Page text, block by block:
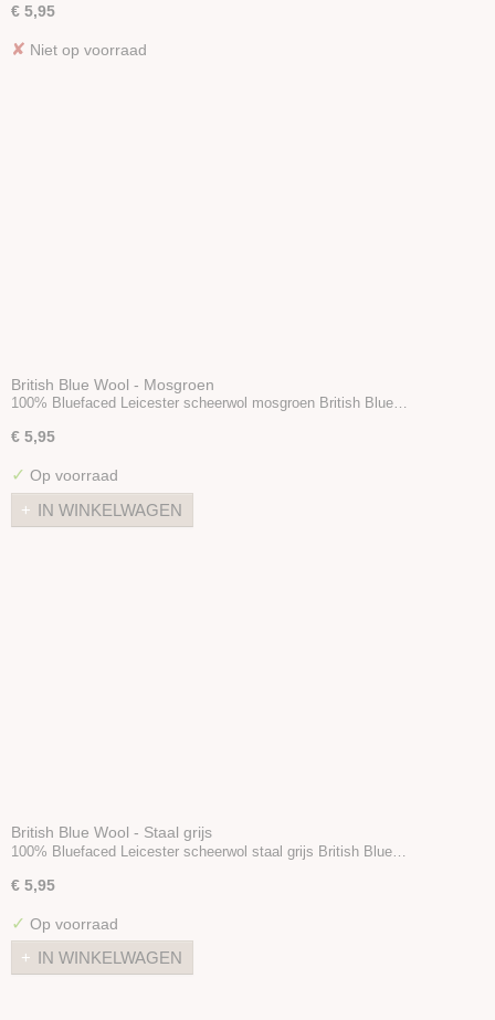
€ 5,95
✘ Niet op voorraad
British Blue Wool - Mosgroen
100% Bluefaced Leicester scheerwol mosgroen British Blue…
€ 5,95
✓ Op voorraad
IN WINKELWAGEN
British Blue Wool - Staal grijs
100% Bluefaced Leicester scheerwol staal grijs British Blue…
€ 5,95
✓ Op voorraad
IN WINKELWAGEN